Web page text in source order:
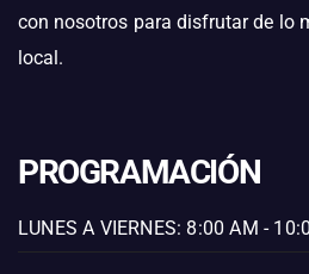
con nosotros para disfrutar de lo
local.
PROGRAMACIÓN
LUNES A VIERNES: 8:00 AM -